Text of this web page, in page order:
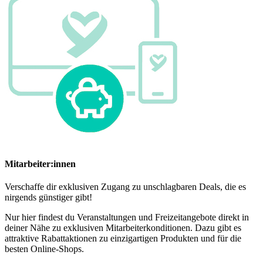
Mitarbeiter:innen
Verschaffe dir exklusiven Zugang zu unschlagbaren Deals, die es
nirgends günstiger gibt!
Nur hier findest du Veranstaltungen und Freizeitangebote direkt in
deiner Nähe zu exklusiven Mitarbeiterkonditionen. Dazu gibt es
attraktive Rabattaktionen zu einzigartigen Produkten und für die
besten Online-Shops.